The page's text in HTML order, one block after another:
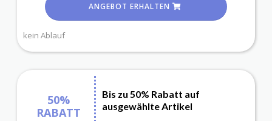
ANGEBOT ERHALTEN
kein Ablauf
50%
RABATT
Bis zu 50% Rabatt auf
ausgewählte Artikel